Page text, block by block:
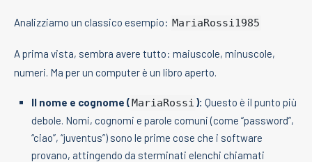
Analizziamo un classico esempio: MariaRossi1985
A prima vista, sembra avere tutto: maiuscole, minuscole,
numeri. Ma per un computer è un libro aperto.
Il nome e cognome (MariaRossi ): Questo è il punto più
debole. Nomi, cognomi e parole comuni (come “password”,
“ciao”, “juventus”) sono le prime cose che i software
provano, attingendo da sterminati elenchi chiamati